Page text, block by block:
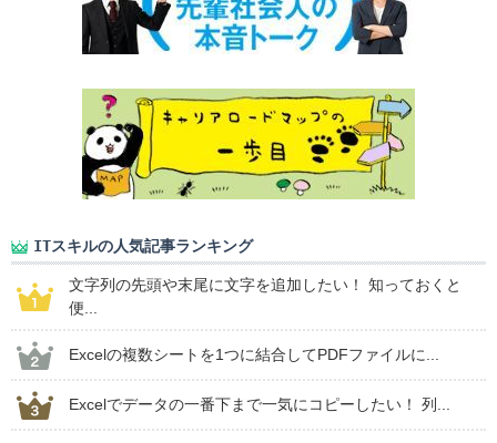
ITスキルの人気記事ランキング
文字列の先頭や末尾に文字を追加したい！ 知っておくと
便...
Excelの複数シートを1つに結合してPDFファイルに...
Excelでデータの一番下まで一気にコピーしたい！ 列...